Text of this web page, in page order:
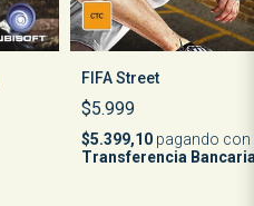
FIFA Street
$5.999
$5.399,10 pagando con
Transferencia